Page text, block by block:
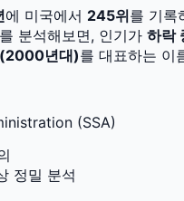
에 미국에서 245위를 기록
분석해보면, 인기가 하락
년대)를 대표하는 이
(SSA)
정밀 분석